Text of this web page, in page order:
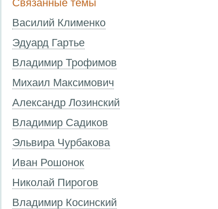
Связанные темы
Василий Клименко
Эдуард Гартье
Владимир Трофимов
Михаил Максимович
Александр Лозинский
Владимир Садиков
Эльвира Чурбакова
Иван Рошонок
Николай Пирогов
Владимир Косинский